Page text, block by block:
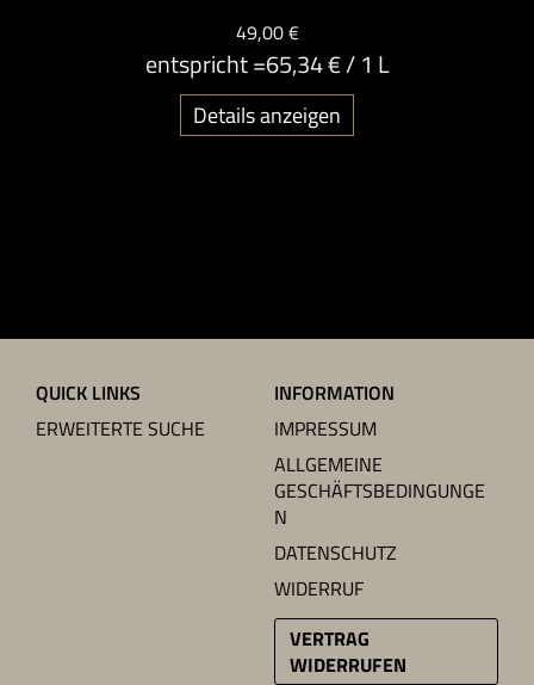
49,00 €
entspricht =65,34 €/ 1 L
Details anzeigen
QUICK LINKS
ERWEITERTE SUCHE
INFORMATION
IMPRESSUM
ALLGEMEINE
GESCHÄFTSBEDINGUNGE
N
DATENSCHUTZ
WIDERRUF
VERTRAG
WIDERRUFEN